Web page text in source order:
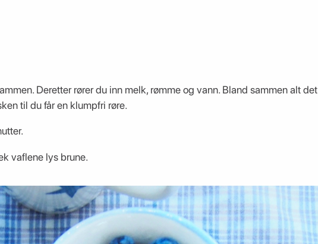
Deretter rører du inn melk, rømme og vann. Bland sammen alt det
til du får en klumpfri røre.
vaflene lys brune.